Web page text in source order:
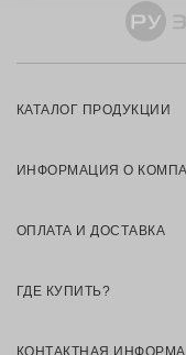
КАТАЛОГ ПРОДУКЦИИ
ИНФОРМАЦИЯ О
ОПЛАТА И ДОСТАВКА
ГДЕ КУПИТЬ?
КОНТАКТНАЯ